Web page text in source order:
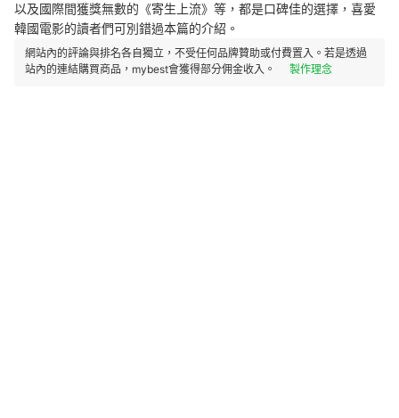
以及國際間獲獎無數的《寄生上流》等，都是口碑佳的選擇，喜愛
韓國電影的讀者們可別錯過本篇的介紹。
網站內的評論與排名各自獨立，不受任何品牌贊助或付費置入。若是透過
站內的連結購買商品，mybest會獲得部分佣金收入。
製作理念